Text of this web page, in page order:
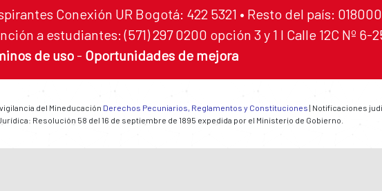
Conexión UR Bogotá: 422 5321 • Resto del país: 018000
a estudiantes: (571) 297 0200 opción 3 y 1 I Calle 12C Nº
de uso - Oportunidades de mejora
del Mineducación Derechos Pecuniarios, Reglamentos y Constituciones | Notificaciones
Resolución 58 del 16 de septiembre de 1895 expedida por el Ministerio de Gobierno.